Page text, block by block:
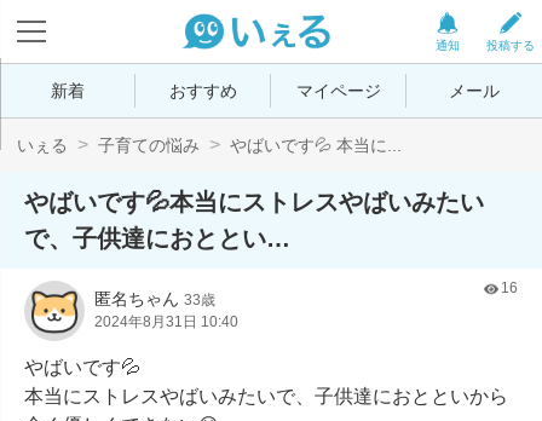
投稿する
通知
新着 おすすめ マイページ メール
いぇる 子育ての悩み やばいです💦 本当に...
やばいです💦本当にストレスやばいみたい
で、子供達におととい…
匿名ちゃん 33歳
2024年8月31日 10:40
16
やばいです💦
本当にストレスやばいみたいで、子供達におとといから